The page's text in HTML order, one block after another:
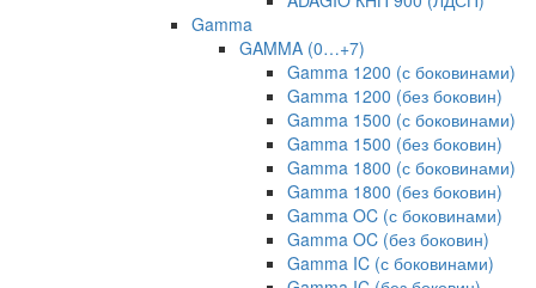
Gamma
GAMMA (0…+7)
Gamma 1200 (с боковинами)
Gamma 1200 (без боковин)
Gamma 1500 (с боковинами)
Gamma 1500 (без боковин)
Gamma 1800 (с боковинами)
Gamma 1800 (без боковин)
Gamma OC (с боковинами)
Gamma OC (без боковин)
Gamma IC (с боковинами)